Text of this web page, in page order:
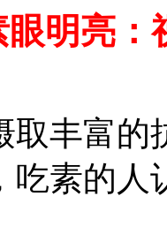
眼明亮：
丰富的
吃素的人